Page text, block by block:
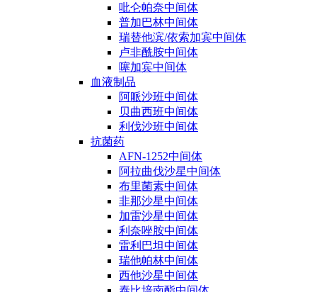
吡仑帕奈中间体
普加巴林中间体
瑞替他滨/依索加宾中间体
卢非酰胺中间体
噻加宾中间体
血液制品
阿哌沙班中间体
贝曲西班中间体
利伐沙班中间体
抗菌药
AFN-1252中间体
阿拉曲伐沙星中间体
布里菌素中间体
非那沙星中间体
加雷沙星中间体
利奈唑胺中间体
雷利巴坦中间体
瑞他帕林中间体
西他沙星中间体